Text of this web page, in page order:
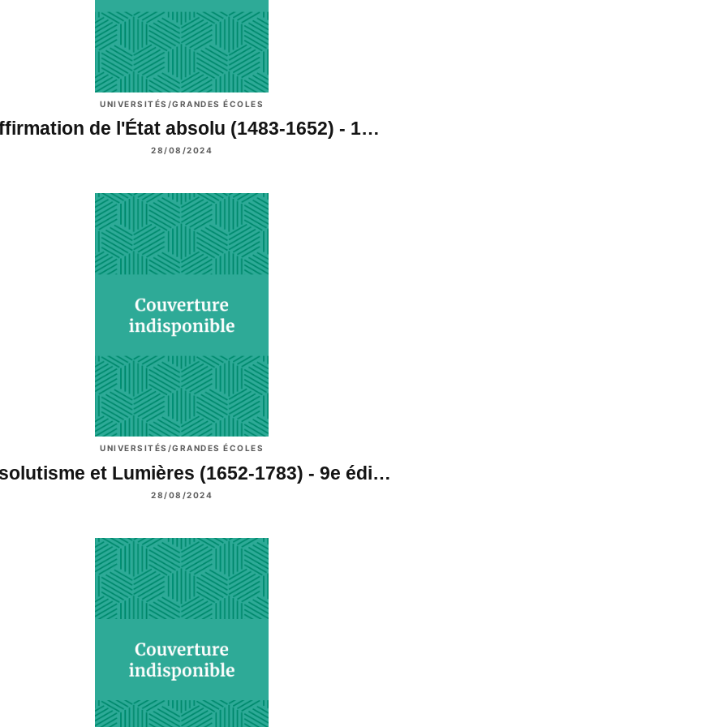
UNIVERSITÉS/GRANDES ÉCOLES
de l'État absolu (1483-1652) - 1…
28/08/2024
UNIVERSITÉS/GRANDES ÉCOLES
et Lumières (1652-1783) - 9e édi…
28/08/2024